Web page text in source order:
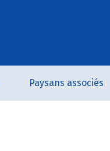
Paysans associés